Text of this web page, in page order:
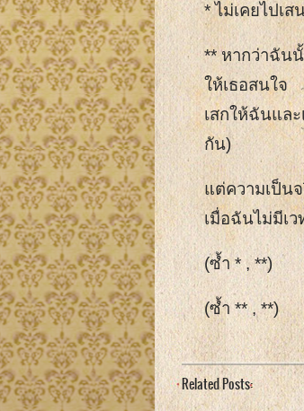
* ไม่เคยไปเ
** หากว่าฉัน
ให้เธอสนใจ
เสกให้ฉันแล
กัน)
แต่ความเป็น
เมื่อฉันไม่มีเ
(ซ้ำ * , **)
(ซ้ำ ** , **)
Related Posts: